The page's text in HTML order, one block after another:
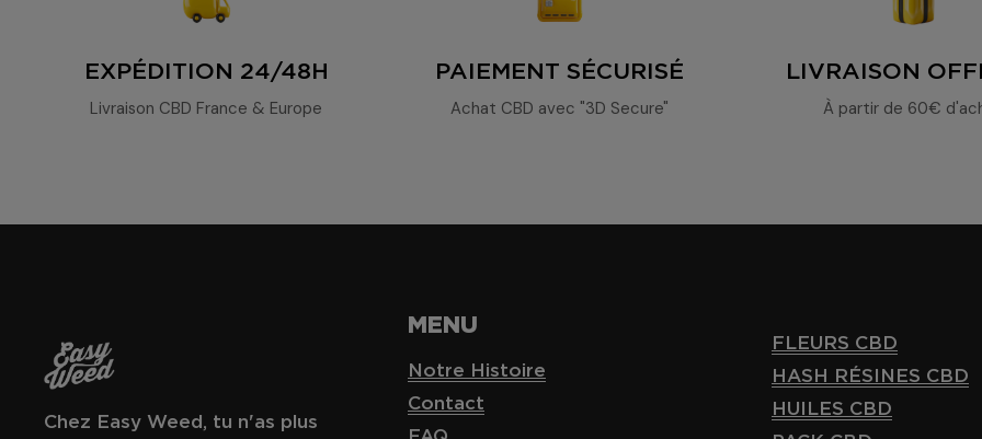
EXPÉDITION 24/48H
Livraison CBD France & Europe
PAIEMENT SÉCURISÉ
Achat CBD avec "3D Secure"
LIVRAISON
À partir de 60€
Chez Easy Weed, tu n'as plus
MENU
Notre Histoire
Contact
FLEURS CBD
HASH RÉSINES CBD
HUILES CBD